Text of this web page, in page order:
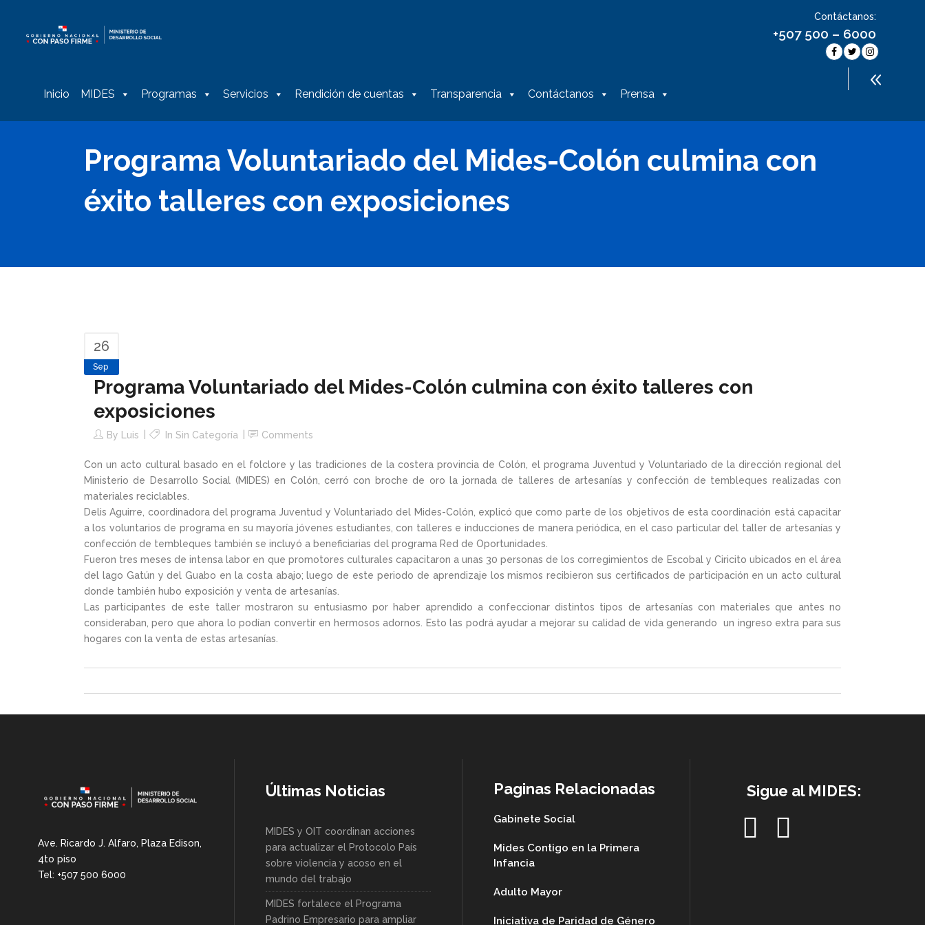
Contáctanos:
+507 500 – 6000
Inicio MIDES Programas Servicios Rendición de cuentas Transparencia Contáctanos Prensa
Programa Voluntariado del Mides-Colón culmina con
éxito talleres con exposiciones
26
Sep
Programa Voluntariado del Mides-Colón culmina con éxito talleres con
exposiciones
By Luis In Sin Categoría Comments
Con un acto cultural basado en el folclore y las tradiciones de la costera provincia de Colón, el programa Juventud y Voluntariado de la dirección regional del
Ministerio de Desarrollo Social (MIDES) en Colón, cerró con broche de oro la jornada de talleres de artesanías y confección de tembleques realizadas con
materiales reciclables.
Delis Aguirre, coordinadora del programa Juventud y Voluntariado del Mides-Colón, explicó que como parte de los objetivos de esta coordinación está capacitar
a los voluntarios de programa en su mayoría jóvenes estudiantes, con talleres e inducciones de manera periódica, en el caso particular del taller de artesanías y
confección de tembleques también se incluyó a beneficiarias del programa Red de Oportunidades.
Fueron tres meses de intensa labor en que promotores culturales capacitaron a unas 30 personas de los corregimientos de Escobal y Ciricito ubicados en el área
del lago Gatún y del Guabo en la costa abajo; luego de este periodo de aprendizaje los mismos recibieron sus certificados de participación en un acto cultural
donde también hubo exposición y venta de artesanías.
Las participantes de este taller mostraron su entusiasmo por haber aprendido a confeccionar distintos tipos de artesanías con materiales que antes no
consideraban, pero que ahora lo podían convertir en hermosos adornos. Esto las podrá ayudar a mejorar su calidad de vida generando un ingreso extra para sus
hogares con la venta de estas artesanías.
Ave. Ricardo J. Alfaro, Plaza Edison,
4to piso
Tel: +507 500 6000
Últimas Noticias
MIDES y OIT coordinan acciones
para actualizar el Protocolo País
sobre violencia y acoso en el
mundo del trabajo
MIDES fortalece el Programa
Padrino Empresario para ampliar
Paginas Relacionadas
Gabinete Social
Mides Contigo en la Primera
Infancia
Adulto Mayor
Iniciativa de Paridad de Género
Sigue al MIDES: